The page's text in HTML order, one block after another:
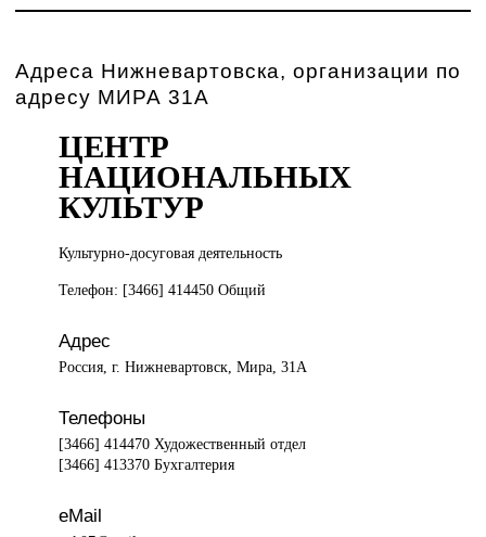
Адреса Нижневартовска, организации по
адресу МИРА 31А
ЦЕНТР
НАЦИОНАЛЬНЫХ
КУЛЬТУР
Культурно-досуговая деятельность
Телефон: [3466] 414450 Общий
Адрес
Россия, г. Нижневартовск, Мира, 31А
Телефоны
[3466] 414470 Художественный отдел
[3466] 413370 Бухгалтерия
eMail